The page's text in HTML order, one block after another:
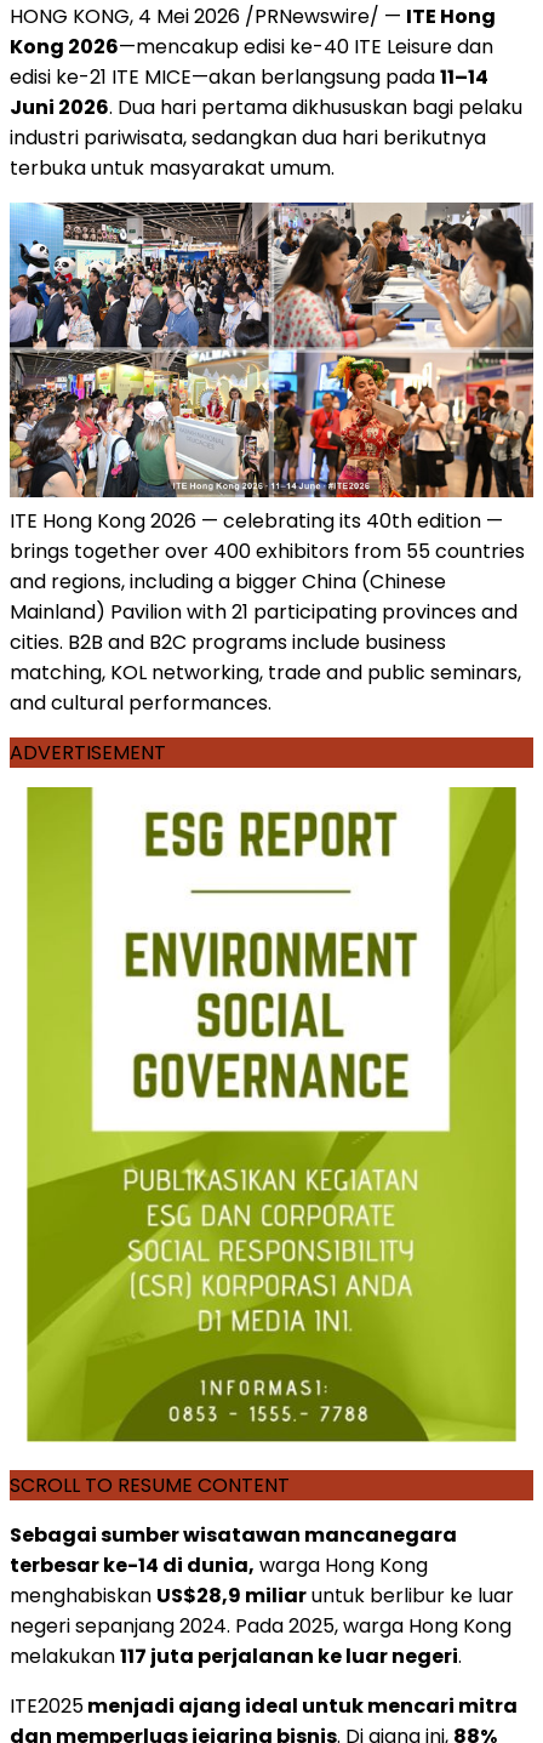
HONG KONG, 4 Mei 2026 /PRNewswire/ — ITE Hong
Kong 2026—mencakup edisi ke-40 ITE Leisure dan
edisi ke-21 ITE MICE—akan berlangsung pada11–14
Juni 2026. Dua hari pertama dikhususkan bagi pelaku
industri pariwisata, sedangkan dua hari berikutnya
terbuka untuk masyarakat umum.
ITE Hong Kong 2026 — celebrating its 40th edition —
brings together over 400 exhibitors from 55 countries
and regions, including a bigger China (Chinese
Mainland) Pavilion with 21 participating provinces and
cities. B2B and B2C programs include business
matching, KOL networking, trade and public seminars,
and cultural performances.
ADVERTISEMENT
SCROLL TO RESUME CONTENT
Sebagai sumber wisatawan mancanegara
terbesar ke-14 di dunia, warga Hong Kong
menghabiskan US$28,9 miliaruntuk berlibur ke luar
negeri sepanjang 2024. Pada 2025, warga Hong Kong
melakukan117 juta perjalanan ke luar negeri.
ITE2025menjadi ajang ideal untuk mencari mitra
dan memperluas jejaring bisnis. Di ajang ini, 88%